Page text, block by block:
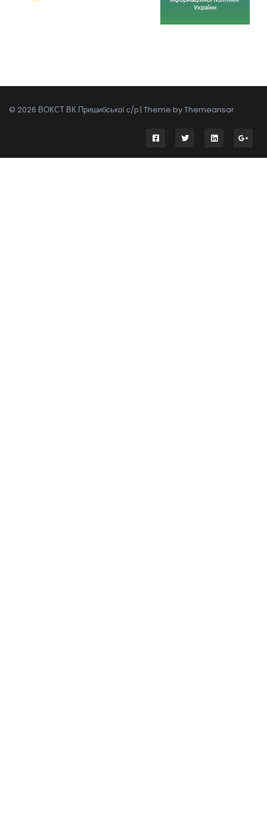
© 2026 ВОКСТ ВК Пришибської с/р | Theme byThemeansar